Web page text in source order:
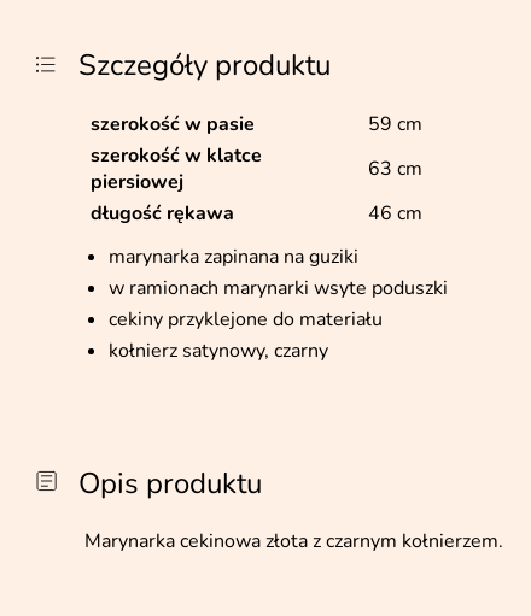
Szczegóły produktu
szerokość w pasie
59 cm
szerokość w klatce
piersiowej
63 cm
długość rękawa
46 cm
marynarka zapinana na guziki
w ramionach marynarki wsyte poduszki
cekiny przyklejone do materiału
kołnierz satynowy, czarny
Opis produktu
Marynarka cekinowa złota z czarnym kołnierzem.